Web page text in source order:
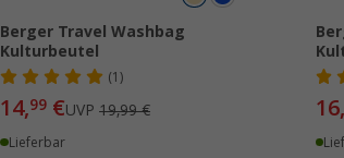
Berger Travel Washbag
Kulturbeutel
(1)
14,99 €UVP19,99 €
Lieferbar
16,